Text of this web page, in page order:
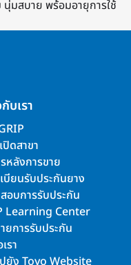
มสบาย พร้อมอายุการใช้
บเรา
ปิดสาขา
หลังการขาย
บียนรับประกันยาง
อบการรับประกัน
Learning Center
ยการรับประกัน
รา
ยัง Toyo Website